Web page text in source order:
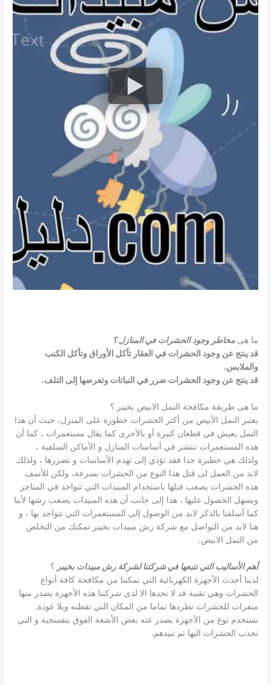
ما هىمخاطر وجود الحشرات في المنازل ؟
قد ينتج عن وجود الحشرات في العقار تآكل الأوراق وتأكل الكنب
والملابس.
قد ينتج عن وجود الحشرات ضرر في النباتات وتعرضها إلى التلف.
ما هى طريقة مكافحة النمل الابيض بخيبر ؟
يعتبر النمل الأبيض من أكثر الحشرات خطورة على المنزل، حيث أن هذا
النمل يعيش في قطعان كبيرة أو بالأحرى كما يقال مستعمرات ، كما أن
هذه المستعمرات تنتشر في أساسات المنازل و الأماكن السلفية ،
ولذلك هي خطيرة جدا فقد تؤدي إلى تهدم الأساسات و تضررها ، ولذلك
لابد من العمل لى قتل هذا النوع من الحشرات بسرعة، ولكن للأسف
هذه الحشرات يصعب قتلها باستخدام المبيدات التي تتواجد في المتاجر
ويسهل الحصول عليها ، هذا إلى جانب أن هذه المبيدات يصعب رشها لأننا
كما أسلفنا بالذكر لابد من الوصول إلى المستعمرات التي تتواجد بها ، و
هنا لابد من التواصل مع شركة رش مبيدات بخيبر تمكنك من التخلص
من النمل الابيض.
أهم الأساليب التي نتبعها في شركتنا لشركة رش مبيدات بخيبر ؟
لدينا أحدث الأجهزة الكهربائية التي تمكننا من مكافحة كافة أنواع
الحشرات وهي تقنية قد لا تجدها الا لدى شركتنا هذه الأجهزة يصدر منها
منفرات للحشرات تطردها تماما من المكان التي تقطنه وبلا عودة.
نستخدم نوع من الأجهزة يصدر عنه بعض الأشعة الفوق بنفسجية و التي
تجذب الحشرات اليها ثم تبيدهم.